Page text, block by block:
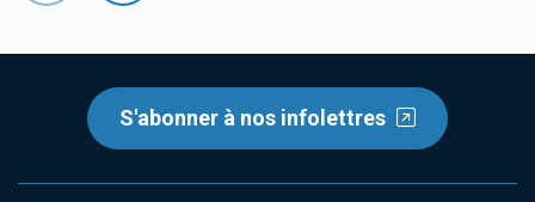
S'abonner à nos infolettres